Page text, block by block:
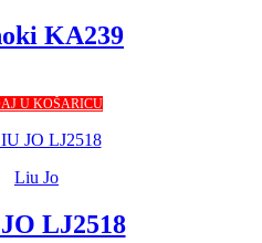
KA239
U KOŠARICU
Liu Jo
LJ2518